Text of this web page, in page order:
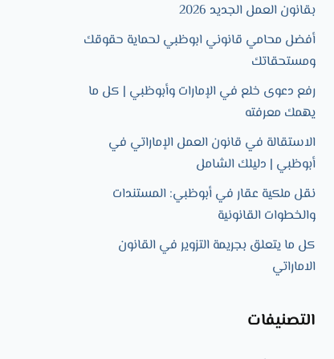
بقانون العمل الجديد 2026
أفضل محامي قانوني ابوظبي لحماية حقوقك
ومستحقاتك
رفع دعوى خلع في الإمارات وأبوظبي | كل ما
يهمك معرفته
الاستقالة في قانون العمل الإماراتي في
أبوظبي | دليلك الشامل
نقل ملكية عقار في أبوظبي: المستندات
والخطوات القانونية
كل ما يتعلق بجريمة التزوير في القانون
الاماراتي
التصنيفات